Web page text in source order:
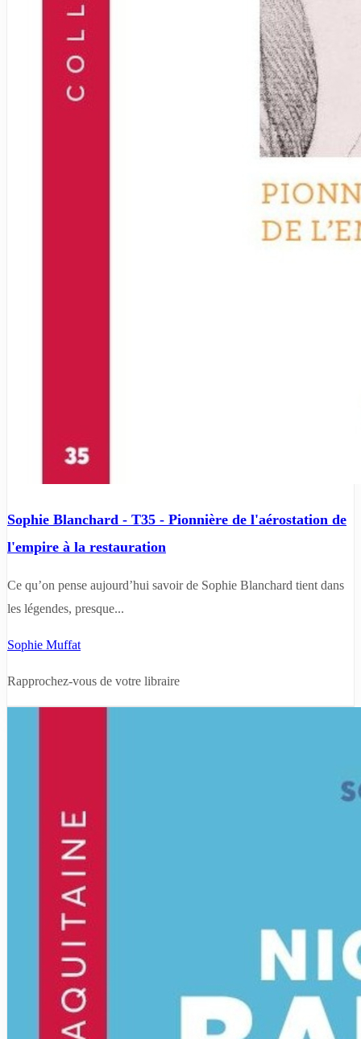
Sophie Blanchard - T35 - Pionnière de l'aérostation de
l'empire à la restauration
Ce qu’on pense aujourd’hui savoir de Sophie Blanchard tient dans
les légendes, presque...
Sophie Muffat
Rapprochez-vous de votre libraire